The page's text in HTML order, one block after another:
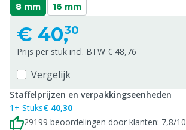
8 mm 16 mm
€ 40,30
Prijs per stuk incl. BTW € 48,76
Vergelijk
Staffelprijzen en verpakkingseenheden
1+ Stuks€ 40,30
29199 beoordelingen door klanten: 7,8/10